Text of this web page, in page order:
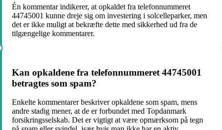
Én kommentar indikerer, at opkaldet fra telefonnummeret
44745001 kunne dreje sig om investering i solcelleparker, men
det er ikke muligt at bekræfte dette med sikkerhed ud fra de
tilgængelige kommentarer.
Kan opkaldene fra telefonnummeret 44745001
betragtes som spam?
Enkelte kommentarer beskriver opkaldene som spam, mens
andre stadig mener, at de er forbundet med Topdanmark
forsikringsselskab. Det er vigtigt at være opmærksom på tegn